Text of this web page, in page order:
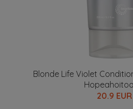
Blonde Life Violet
20.9 EUR